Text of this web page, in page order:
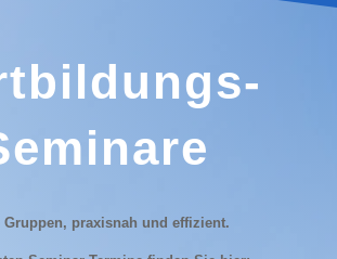
Gruppen, praxisnah und effizient.